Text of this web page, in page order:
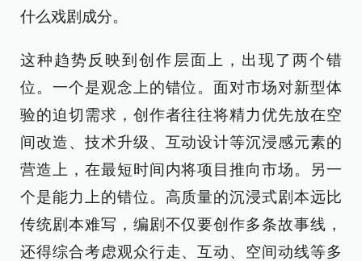
什么戏剧成分。
这种趋势反映到创作层面上，出现了两个错
位。一个是观念上的错位。面对市场对新型体
验的迫切需求，创作者往往将精力优先放在空
间改造、技术升级、互动设计等沉浸感元素的
营造上，在最短时间内将项目推向市场。另一
个是能力上的错位。高质量的沉浸式剧本远比
传统剧本难写，编剧不仅要创作多条故事线，
还得综合考虑观众行走、互动、空间动线等多